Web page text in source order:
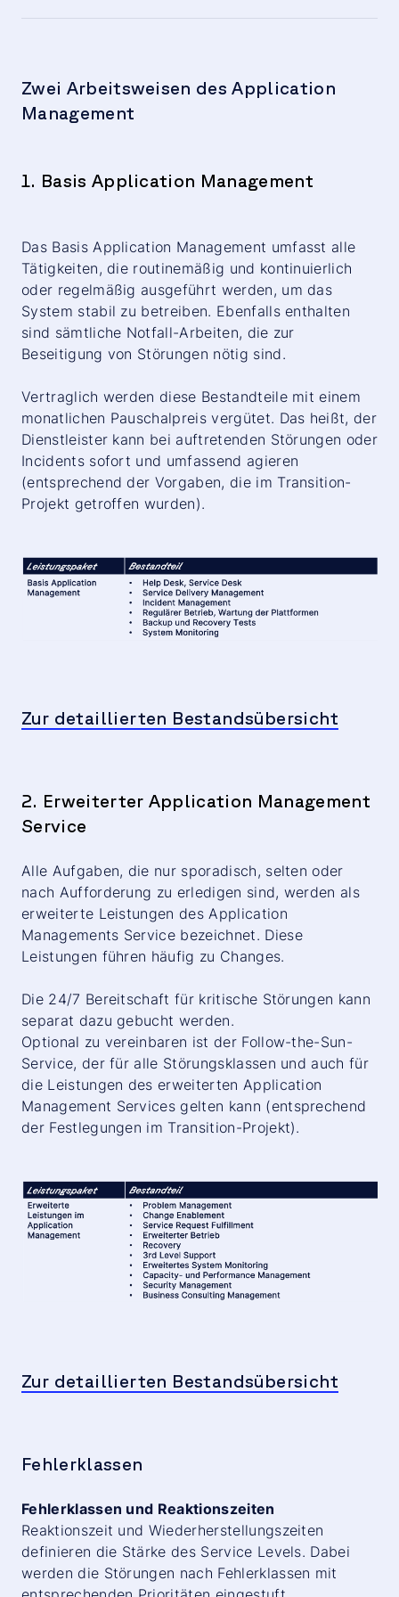
Welche SLA gibt der PaaS-Anbieter?
Welche (Public) Cloud liegt dem PaaS Angebot
Wie sieht die Backup-Strategie aus?
Wer führt die Deployments aus?
Welche Möglichkeiten bestehen, ein eigenes
Monitoring anzuschließen oder zu
implementieren?
Verfügung gestellt?
Wie rechnet der PaaS-Anbieter seine
Leistungen ab; läuft alles über Pauschalen oder
gibt es auch einen Time- & Materialanteil
(T&M)?
Zwei Arbeitsweisen des Application
Management
1. Basis Application Management
Das Basis Application Management umfasst alle
Tätigkeiten, die routinemäßig und kontinuierlich
oder regelmäßig ausgeführt werden, um das
System stabil zu betreiben. Ebenfalls enthalten
sind sämtliche Notfall-Arbeiten, die zur
Beseitigung von Störungen nötig sind.
Vertraglich werden diese Bestandteile mit einem
monatlichen Pauschalpreis vergütet. Das heißt, der
Dienstleister kann bei auftretenden Störungen oder
Incidents sofort und umfassend agieren
(entsprechend der Vorgaben, die im Transition-
Projekt getroffen wurden).
Zur detaillierten Bestandsübersicht
2. Erweiterter Application Management
Service
Alle Aufgaben, die nur sporadisch, selten oder
nach Aufforderung zu erledigen sind, werden als
erweiterte Leistungen des Application
Managements Service bezeichnet. Diese
Leistungen führen häufig zu Changes.
Die 24/7 Bereitschaft für kritische Störungen kann
separat dazu gebucht werden.
Optional zu vereinbaren ist der Follow-the-Sun-
Service, der für alle Störungsklassen und auch für
die Leistungen des erweiterten Application
Management Services gelten kann (entsprechend
der Festlegungen im Transition-Projekt).
Zur detaillierten Bestandsübersicht
Fehlerklassen
Fehlerklassen und Reaktionszeiten
Reaktionszeit und Wiederherstellungszeiten
definieren die Stärke des Service Levels. Dabei
werden die Störungen nach Fehlerklassen mit